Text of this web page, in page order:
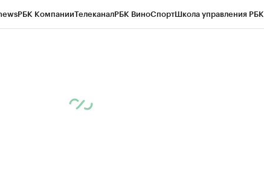
РБК КомпанииТелеканалРБК ВиноСпортШкола управления РБК